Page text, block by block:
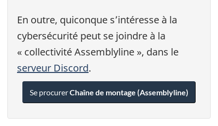
En outre, quiconque s’intéresse à la
cybersécurité peut se joindre à la
« collectivité Assemblyline », dans le
serveur Discord.
Se procurerChaîne de montage (Assemblyline)